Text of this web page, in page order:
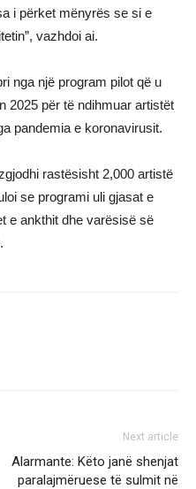
i përket mënyrës se si e
vazhdoi ai.
nga një program pilot që u
2025 për të ndihmuar artistët
pandemia e koronavirusit.
rastësisht 2,000 artistë
se programi uli gjasat e
e ankthit dhe varësisë së
Next article
Alarmante: Këto janë shenjat
paralajmëruese të sulmit në